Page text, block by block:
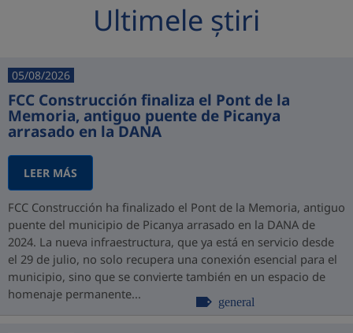
Ultimele știri
05/08/2026
FCC Construcción finaliza el Pont de la
Memoria, antiguo puente de Picanya
arrasado en la DANA
LEER MÁS
FCC Construcción ha finalizado el Pont de la Memoria, antiguo
puente del municipio de Picanya arrasado en la DANA de
2024. La nueva infraestructura, que ya está en servicio desde
el 29 de julio, no solo recupera una conexión esencial para el
municipio, sino que se convierte también en un espacio de
homenaje permanente...
general